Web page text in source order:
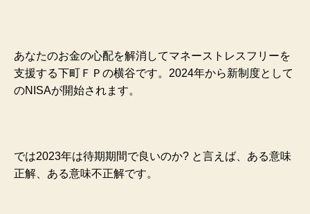
あなたのお金の心配を解消してマネーストレスフリーを
支援する下町ＦＰの横谷です。2024年から新制度として
のNISAが開始されます。
では2023年は待期期間で良いのか? と言えば、ある意味
正解、ある意味不正解です。